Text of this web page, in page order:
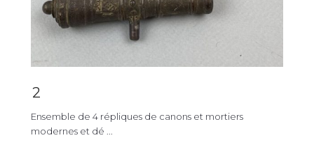
2
Ensemble de 4 répliques de canons et mortiers
modernes et dé ...